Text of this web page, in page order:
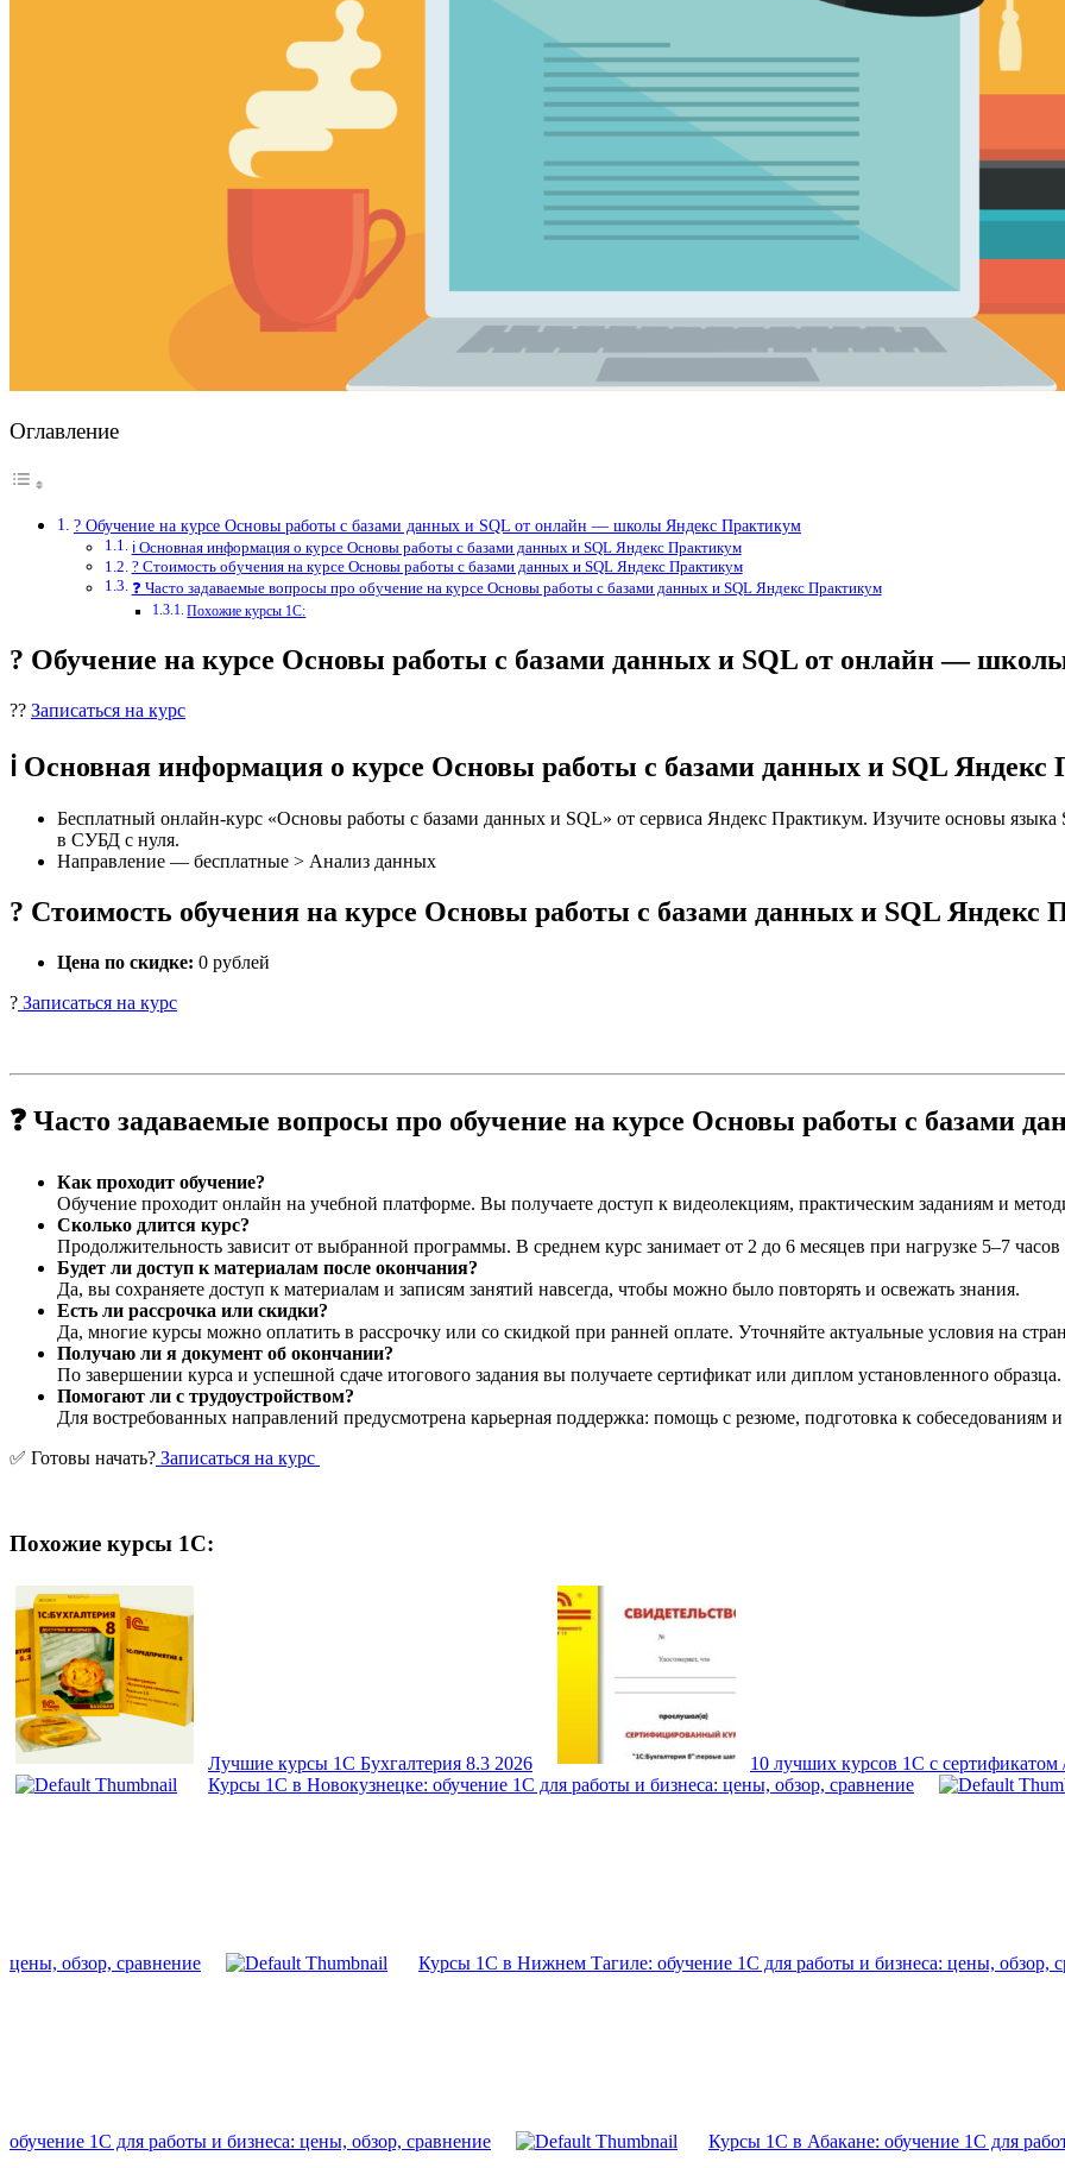
Оглавление
? Обучение на курсе Основы работы с базами данных и SQL от онлайн — школы Яндекс Практикум
ℹ️ Основная информация о курсе Основы работы с базами данных и SQL Яндекс Практикум
? Стоимость обучения на курсе Основы работы с базами данных и SQL Яндекс Практикум
❓ Часто задаваемые вопросы про обучение на курсе Основы работы с базами данных и SQL Яндекс Практикум
Похожие курсы 1С:
? Обучение на курсе Основы работы с базами данных и SQL от онлайн —
?? Записаться на курс
ℹ️ Основная информация о курсе Основы работы с базами данных и SQL Яндекс
Бесплатный онлайн-курс «Основы работы с базами данных и SQL» от сервиса Яндекс Практикум. Изучите основы языка
в СУБД с нуля.
Направление — бесплатные > Анализ данных
? Стоимость обучения на курсе Основы работы с базами данных и SQL Яндекс
Цена по скидке: 0 рублей
? Записаться на курс
❓ Часто задаваемые вопросы про обучение на курсе Основы работы с базами
Как проходит обучение?
Обучение проходит онлайн на учебной платформе. Вы получаете доступ к видеолекциям, практическим заданиям и
Сколько длится курс?
Продолжительность зависит от выбранной программы. В среднем курс занимает от 2 до 6 месяцев при нагрузке 5–7
Будет ли доступ к материалам после окончания?
Да, вы сохраняете доступ к материалам и записям занятий навсегда, чтобы можно было повторять и освежать знания.
Есть ли рассрочка или скидки?
Да, многие курсы можно оплатить в рассрочку или со скидкой при ранней оплате. Уточняйте актуальные условия на
Получаю ли я документ об окончании?
По завершении курса и успешной сдаче итогового задания вы получаете сертификат или диплом установленного образца.
Помогают ли с трудоустройством?
Для востребованных направлений предусмотрена карьерная поддержка: помощь с резюме, подготовка к собеседованиям
✅ Готовы начать? Записаться на курс
Похожие курсы 1С:
Лучшие курсы 1С Бухгалтерия 8.3 2026
10 лучших курсов 1С с
Курсы 1С в Новокузнецке: обучение 1С для работы и бизнеса: цены, обзор, сравнение
цены, обзор, сравнение Курсы 1С в Нижнем Тагиле: обучение 1С для работы и бизнеса: цены, обзор,
обучение 1С для работы и бизнеса: цены, обзор, сравнение Курсы 1С в Абакане: обучение 1С для